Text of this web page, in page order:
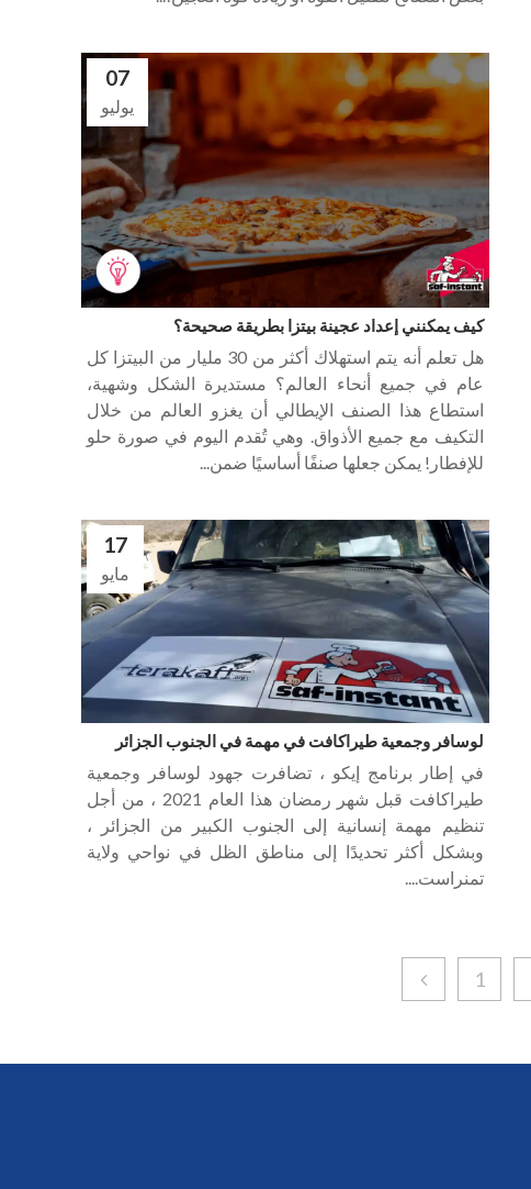
07
يوليو
كيف يمكنني إعداد عجينة بيتزا بطريقة صحيحة؟
هل تعلم أنه يتم استهلاك أكثر من 30 مليار من البيتزا كل
عام في جميع أنحاء العالم؟ مستديرة الشكل وشهية،
استطاع هذا الصنف الإيطالي أن يغزو العالم من خلال
التكيف مع جميع الأذواق. وهي تُقدم اليوم في صورة حلو
للإفطار! يمكن جعلها صنفًا أساسيًا ضمن...
17
مايو
لوسافر وجمعية طيراكافت في مهمة في الجنوب الجزائر
في إطار برنامج إيكو ، تضافرت جهود لوسافر وجمعية
طيراكافت قبل شهر رمضان هذا العام 2021 ، من أجل
تنظيم مهمة إنسانية إلى الجنوب الكبير من الجزائر ،
وبشكل أكثر تحديدًا إلى مناطق الظل في نواحي ولاية
تمنراست....
1